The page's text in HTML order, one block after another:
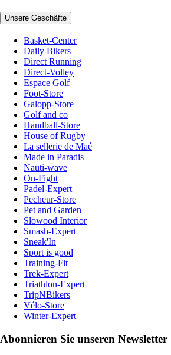
Unsere Geschäfte
Basket-Center
Daily Bikers
Direct Running
Direct-Volley
Espace Golf
Foot-Store
Galopp-Store
Golf and co
Handball-Store
House of Rugby
La sellerie de Maé
Made in Paradis
Nauti-wave
On-Fight
Padel-Expert
Pecheur-Store
Pet and Garden
Slowood Interior
Smash-Expert
Sneak'In
Sport is good
Training-Fit
Trek-Expert
Triathlon-Expert
TripNBikers
Vélo-Store
Winter-Expert
Abonnieren Sie unseren Newsletter